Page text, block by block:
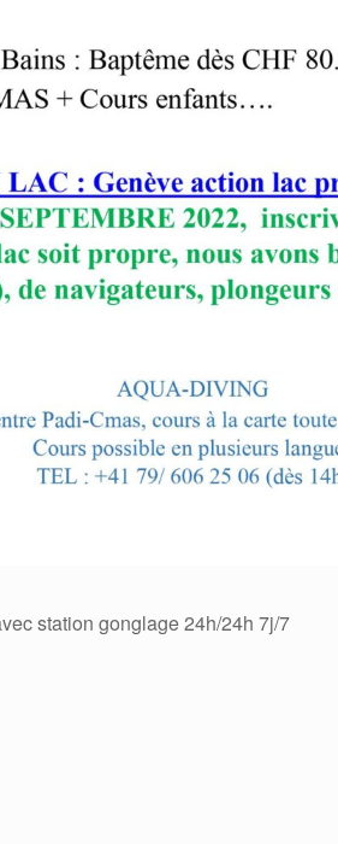
station gonglage 24h/24h 7j/7